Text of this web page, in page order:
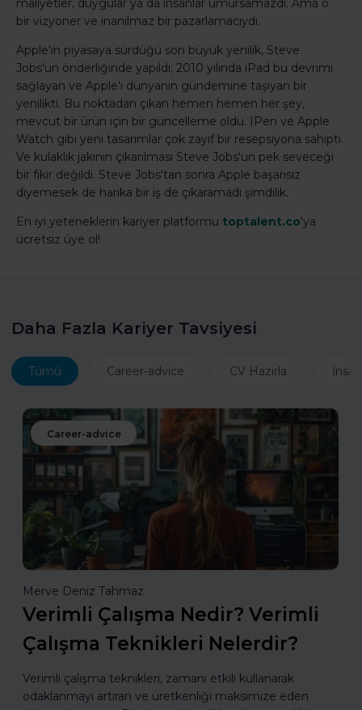
maliyetler, duygular ya da insanlar umursamazdı. Ama o
bir vizyoner ve inanılmaz bir pazarlamacıydı.
Apple'ın piyasaya sürdüğü son büyük yenilik, Steve
Jobs'un önderliğinde yapıldı; 2010 yılında iPad bu devrimi
sağlayan ve Apple'ı dünyanın gündemine taşıyan bir
yenilikti. Bu noktadan çıkan hemen hemen her şey,
mevcut bir ürün için bir güncelleme oldu. IPen ve Apple
Watch gibi yeni tasarımlar çok zayıf bir resepsiyona sahipti.
Ve kulaklık jakının çıkarılması Steve Jobs'un pek seveceği
bir fikir değildi. Steve Jobs'tan sonra Apple başarısız
diyemesek de harika bir iş de çıkaramadı şimdilik.
En iyi yeteneklerin kariyer platformu toptalent.co'ya
ücretsiz üye ol!
Daha Fazla Kariyer Tavsiyesi
Tümü Career-advice CV Hazırla
Career-advice
Merve Deniz Tahmaz
Verimli Çalışma Nedir? Verimli
Çalışma Teknikleri Nelerdir?
Verimli çalışma teknikleri, zamanı etkili kullanarak
odaklanmayı artıran ve üretkenliği maksimize eden